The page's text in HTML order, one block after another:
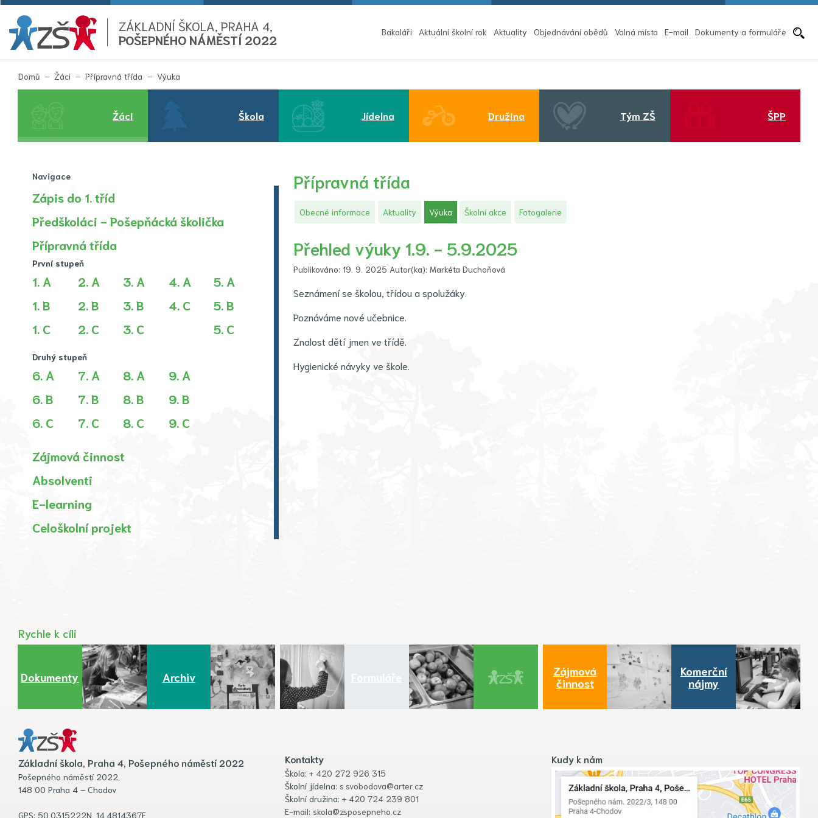
ZÁKLADNÍ ŠKOLA, PRAHA 4,
POŠEPNÉHO NÁMĚSTÍ 2022
Bakaláři Aktuální školní rok Aktuality Objednávání obědů Volná místa E-mail Dokumenty a formuláře
Domů Žáci Přípravná třída Výuka
Žáci Škola Jídelna Družina Tým ZŠ ŠPP
Navigace
Zápis do 1. tříd
Předškoláci - Pošepňácká školička
Přípravná třída
První stupeň
1. A
1. B
1. C
2. A
2. B
2. C
3. A
3. B
3. C
4. A
4. C
5. A
5. B
5. C
Druhý stupeň
6. A
6. B
6. C
7. A
7. B
7. C
8. A
8. B
8. C
9. A
9. B
9. C
Zájmová činnost
Absolventi
E-learning
Celoškolní projekt
Přípravná třída
Obecné informace Aktuality Výuka(aktuální)
Školní akce Fotogalerie
Přehled výuky 1.9. - 5.9.2025
Publikováno: 19. 9. 2025 Autor(ka): Markéta Duchoňová
Seznámení se školou, třídou a spolužáky.
Poznáváme nové učebnice.
Znalost dětí jmen ve třídě.
Hygienické návyky ve škole.
Rychle k cíli
Dokumenty Archiv
Zájmová
činnost
Komerční
nájmy
Základní škola, Praha 4, Pošepného náměstí 2022
Pošepného náměstí 2022,
148 00 Praha 4 – Chodov
GPS: 50.0315222N, 14.4814367E
Kontakty
Škola: + 420 272 926 315
Školní jídelna: s.svobodova@arter.cz
Školní družina: + 420 724 239 801
E-mail: skola@zsposepneho.cz
Kudy k nám